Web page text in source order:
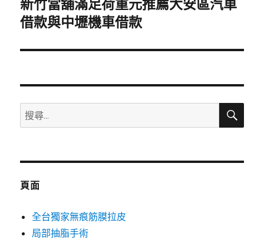
下
一
文
新竹當舖滿足荷重元推薦大安區汽車
借款與中壢機車借款
搜
尋
鍵
搜
頁面
全台獨家無痕筋膜拉皮
局部抽脂手術